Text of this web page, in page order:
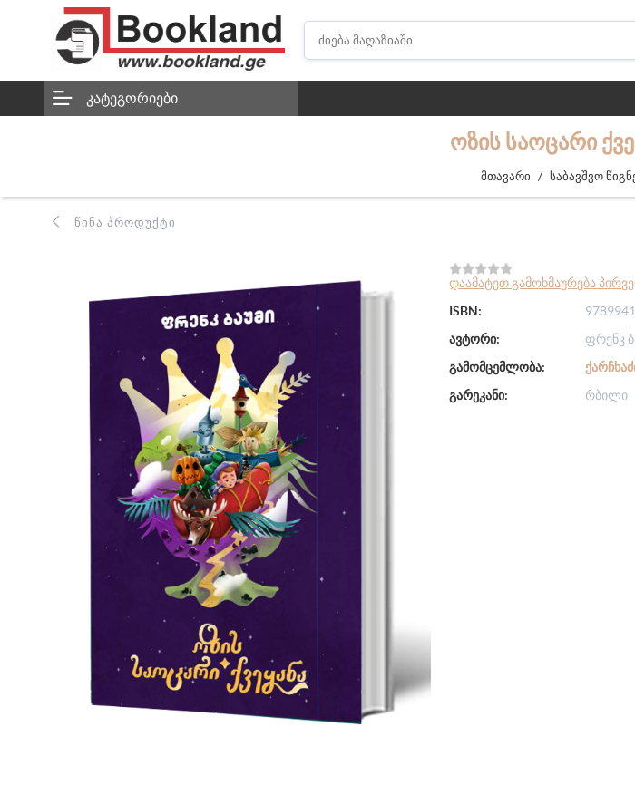
ᲙᲐᲢᲔᲒᲝᲠᲘᲔᲑᲘ
ᲝᲖᲘᲡ ᲡᲐᲝᲪᲐᲠᲘ
მთავარი / საბავშვო
ᲬᲘᲜᲐ ᲞᲠᲝᲓᲣᲥᲢᲘ
დაამატეთ გამოხმაურება
ISBN:
ავტორი:
ფრენკ
გამომცემლობა:
გარეკანი:
რბილი